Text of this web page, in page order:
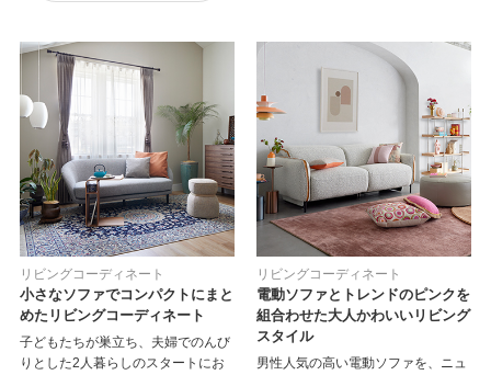
リビングコーディネート
小さなソファでコンパクトにまと
めたリビングコーディネート
子どもたちが巣立ち、夫婦でのんび
りとした2人暮らしのスタートにお
リビングコーディネート
電動ソファとトレンドのピンクを
組合わせた大人かわいいリビング
スタイル
男性人気の高い電動ソファを、ニュ